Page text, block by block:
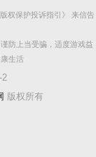
权保护投诉指引》 来信告
防上当受骗，适度游戏益
生活
2
版权所有